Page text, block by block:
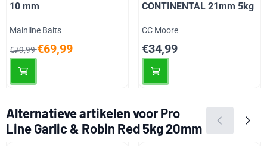
10 mm
Merk:
Mainline Baits
Van 79,99 voor 69,99
€79,99€69,99
CONTINENTAL 21mm 5kg
Merk:
CC Moore
Prijs: 34,99
€34,99
Alternatieve artikelen voorPro
Line Garlic & Robin Red 5kg 20mm